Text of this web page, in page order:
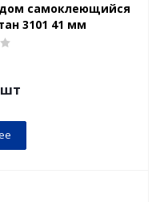
самоклеющийся
3101 41 мм